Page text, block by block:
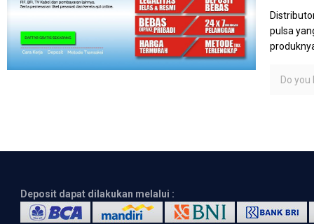
pulsa
Do you
Deposit dapat dilakukan melalui :